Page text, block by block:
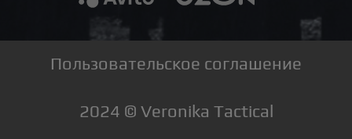
Пользовательское соглашение
2024 © Veronika Tactical